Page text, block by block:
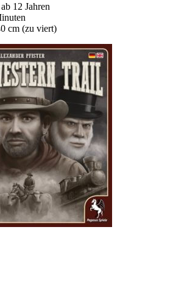
12 Jahren
cm (zu viert)